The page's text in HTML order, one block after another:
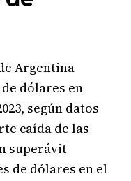
Argentina
dólares en
según datos
caída de las
superávit
de dólares en el